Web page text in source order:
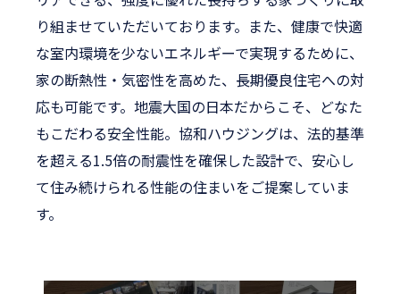
り組ませていただいております。また、健康で快適
な室内環境を少ないエネルギーで実現するために、
家の断熱性・気密性を高めた、長期優良住宅への対
応も可能です。地震大国の日本だからこそ、どなた
もこだわる安全性能。協和ハウジングは、法的基準
を超える1.5倍の耐震性を確保した設計で、安心し
て住み続けられる性能の住まいをご提案していま
す。